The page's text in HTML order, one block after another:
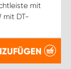
mit
mit DT-